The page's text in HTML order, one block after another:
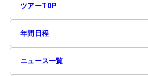
ツアーTOP
年間日程
ニュース一覧